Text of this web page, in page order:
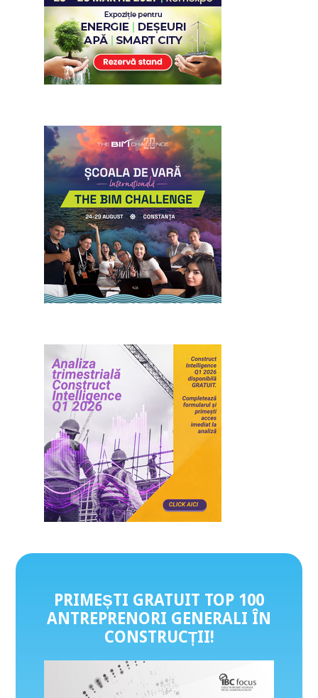
PRIMEȘTI GRATUIT TOP 100
ANTREPRENORI GENERALI ÎN
CONSTRUCȚII!